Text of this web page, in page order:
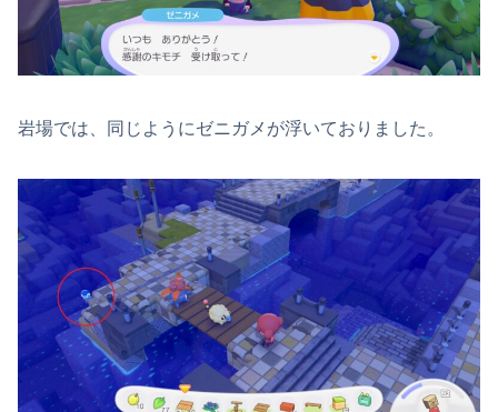
岩場では、同じようにゼニガメが浮いておりました。